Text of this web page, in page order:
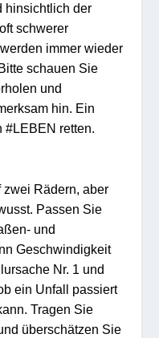
hinsichtlich der
schwerer
immer wieder
schauen Sie
und
hin. Ein
#LEBEN retten.
Rädern, aber
Passen Sie
und
Geschwindigkeit
Nr. 1 und
ein Unfall passiert
Tragen Sie
überschätzen Sie